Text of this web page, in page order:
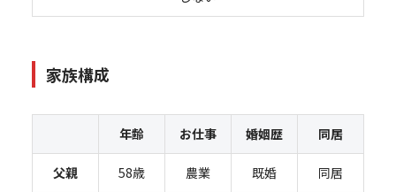
家族構成
年齢 お仕事 婚姻歴 同居
父親 58歳 農業 既婚 同居